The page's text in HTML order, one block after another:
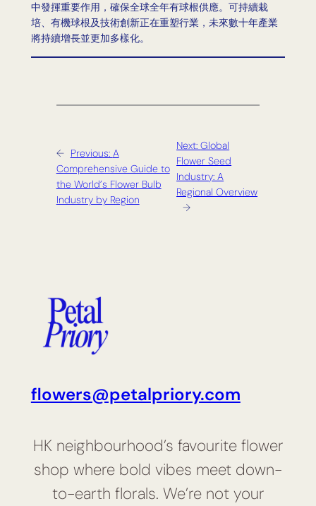
中發揮重要作用，確保全球全年有球根供應。可持續栽
培、有機球根及技術創新正在重塑行業，未來數十年產業
將持續增長並更加多樣化。
← Previous: A
Comprehensive Guide to
the World’s Flower Bulb
Industry by Region
Next:Global
Flower Seed
Industry: A
Regional Overview
→
flowers@petalpriory.com
HK neighbourhood’s favourite flower
shop where bold vibes meet down-
to-earth florals. We’re not your